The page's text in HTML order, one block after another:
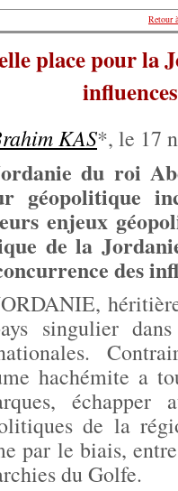
Retour
place pour la
KAS*, le 17
du roi
géopolitique
enjeux
de la
des
singulier
hachémite a
échapper
de la
par le biais,
du Golfe.